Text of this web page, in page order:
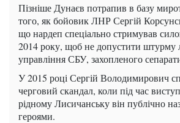
Пізніше Дунаєв потрапив в базу
того, як бойовик ЛНР Сергій
що нардеп спеціально стримував
2014 року, щоб не допустити штурму
управління СБУ, захопленого
У 2015 році Сергій Володимирович
черговий скандал, коли під час
рідному Лисичанську він публічно
героями.